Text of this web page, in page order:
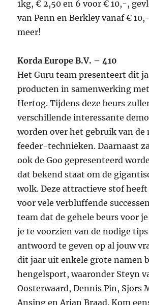
1kg, € 2,50 en 6 voor € 10,-,
van Penn en Berkley vanaf €
meer!
Korda Europe B.V. – 410
Het Guru team presenteert dit
producten in samenwerking
Hertog. Tijdens deze beurs
verschillende interessante
worden over het gebruik van de
feeder-technieken. Daarnaast
ook de Goo gepresenteerd
dat bekend staat om de
wolk. Deze attractieve stof
voor vele verbluffende
team dat de gehele beurs voor
je te voorzien van de nodige
antwoord te geven op al jouw
dit jaar uit enkele grote namen
hengelsport, waaronder Steyn
Oosterwaard, Dennis Pin, Sjors
Ansing en Arjan Braad. Kom